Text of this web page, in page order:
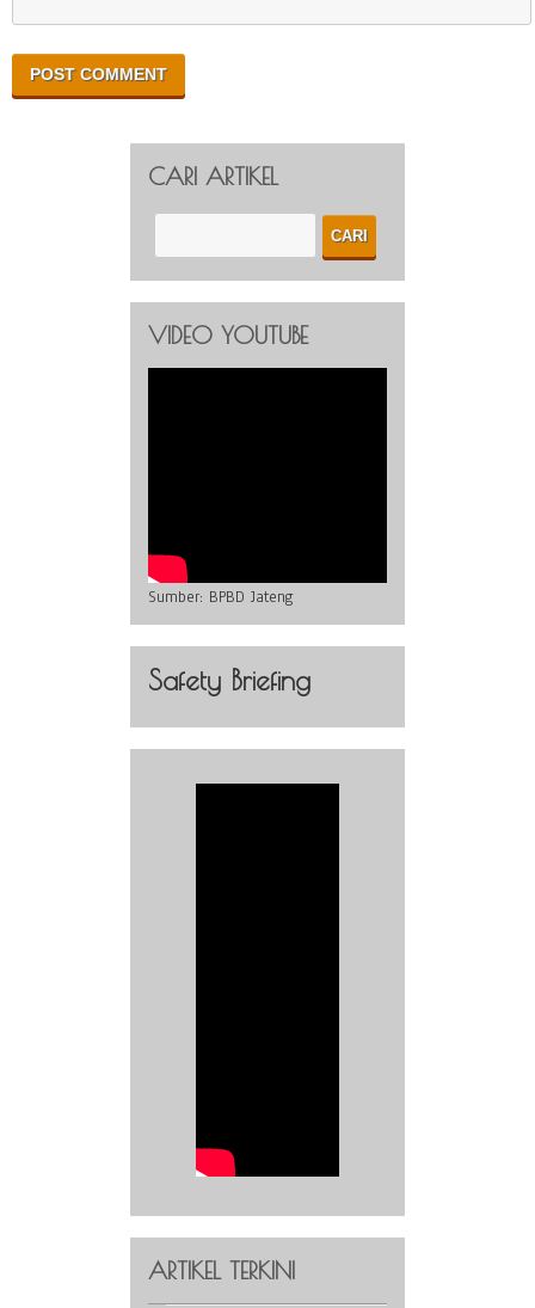
CARI ARTIKEL
VIDEO YOUTUBE
Sumber: BPBD Jateng
Safety Briefing
ARTIKEL TERKINI